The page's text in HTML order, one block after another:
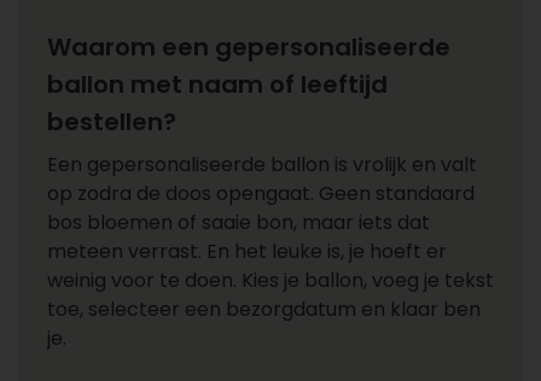
Waarom een gepersonaliseerde
ballon met naam of leeftijd
bestellen?
Een gepersonaliseerde ballon is vrolijk en valt
op zodra de doos opengaat. Geen standaard
bos bloemen of saaie bon, maar iets dat
meteen verrast. En het leuke is, je hoeft er
weinig voor te doen. Kies je ballon, voeg je tekst
toe, selecteer een bezorgdatum en klaar ben
je.